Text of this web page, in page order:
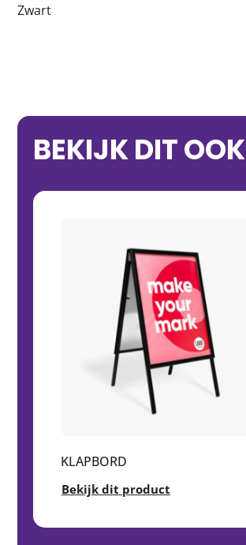
Zwart
BEKIJK DIT OOK
KLAPBORD
Bekijk dit product